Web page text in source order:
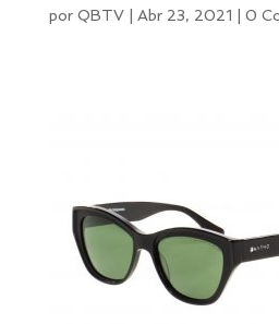
por QBTV| Abr 23, 2021 0